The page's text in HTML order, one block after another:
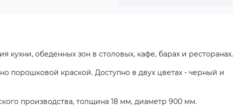
кухни, обеденных зон в столовых, кафе, барах и ресторанах.
порошковой краской. Доступно в двух цветах - черный и
производства, толщина 18 мм, диаметр 900 мм.